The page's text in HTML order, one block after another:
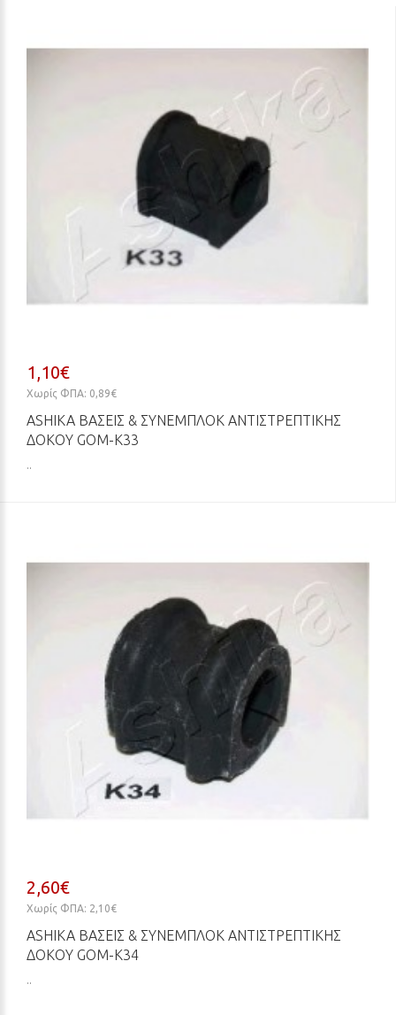
1,10€
Χωρίς ΦΠΑ: 0,89€
ASHIKA ΒΆΣΕΙΣ & ΣΥΝΕΜΠΛΌΚ ΑΝΤΙΣΤΡΕΠΤΙΚΉΣ
ΔΟΚΟΎ GOM-K33
..
2,60€
Χωρίς ΦΠΑ: 2,10€
ASHIKA ΒΆΣΕΙΣ & ΣΥΝΕΜΠΛΌΚ ΑΝΤΙΣΤΡΕΠΤΙΚΉΣ
ΔΟΚΟΎ GOM-K34
..